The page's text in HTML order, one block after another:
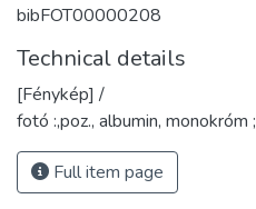
bibFOT00000208
Technical details
[Fénykép] /
fotó :,poz., albumin, monokróm ;
Full item page